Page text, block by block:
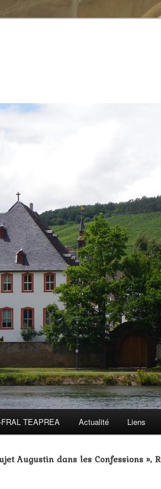
TEAPREA Actualité Liens
Augustin dans les Confessions »,